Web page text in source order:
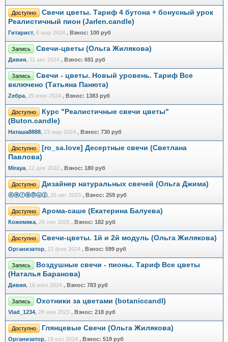
Доступно
Свечи цветы. Тариф 4 бутона + бонусный урок
Реалистичный пион (Jarlen.candle)
Гитарист, 6 мар 2024 , Взнос: 100 руб
Запись Свечи-цветы (Ольга Жилякова)
Дивия, 31 авг 2024 , Взнос: 691 руб
Запись
Свечи - цветы. Новый уровень. Тариф Все
включено (Татьяна Панюта)
Zебра, 25 июн 2024 , Взнос: 1383 руб
Доступно
Курс "Реалистичные свечи цветы"
(Buton.candle)
Наташа8888, 23 мар 2024 , Взнос: 730 руб
Доступно
[ro_sa.love] Десертные свечи (Светлана
Павлова)
Miraya, 12 дек 2022 , Взнос: 180 руб
Доступно Дизайнер натуральных свечей (Ольга Джима)
Ⓚⓐⓡⓐⓟⓤⓩ, 20 авг 2023 , Взнос: 259 руб
Доступно Арома-саше (Екатерина Балуева)
Кожемяка, 26 сен 2020 , Взнос: 182 руб
Доступно Свечи-цветы. 1й и 2й модуль (Ольга Жилякова)
Организатор, 13 фев 2024 , Взнос: 599 руб
Запись
Воздушные свечи - пионы. Тариф Все цветы
(Наталья Баранова)
Дивия, 16 июл 2024 , Взнос: 783 руб
Запись Охотники за цветами (botaniccandl)
Vlad_1234, 28 янв 2023 , Взнос: 218 руб
Доступно Глянцевые Свечи (Ольга Жилякова)
Организатор, 19 окт 2024 , Взнос: 519 руб